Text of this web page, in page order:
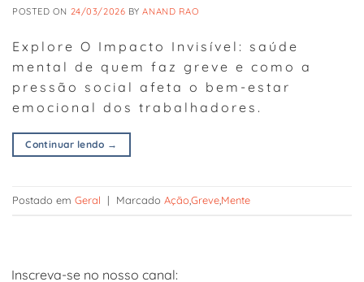
POSTED ON 24/03/2026 BYANAND RAO
Explore O Impacto Invisível: saúde
mental de quem faz greve e como a
pressão social afeta o bem-estar
emocional dos trabalhadores.
Continuar lendo →
Postado em Geral | Marcado AçãoGreveMente
Inscreva-se no nosso canal: